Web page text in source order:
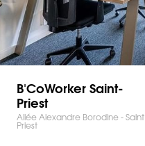
B'CoWorker Saint-
Priest
Allée Alexandre Borodine - Saint
Priest